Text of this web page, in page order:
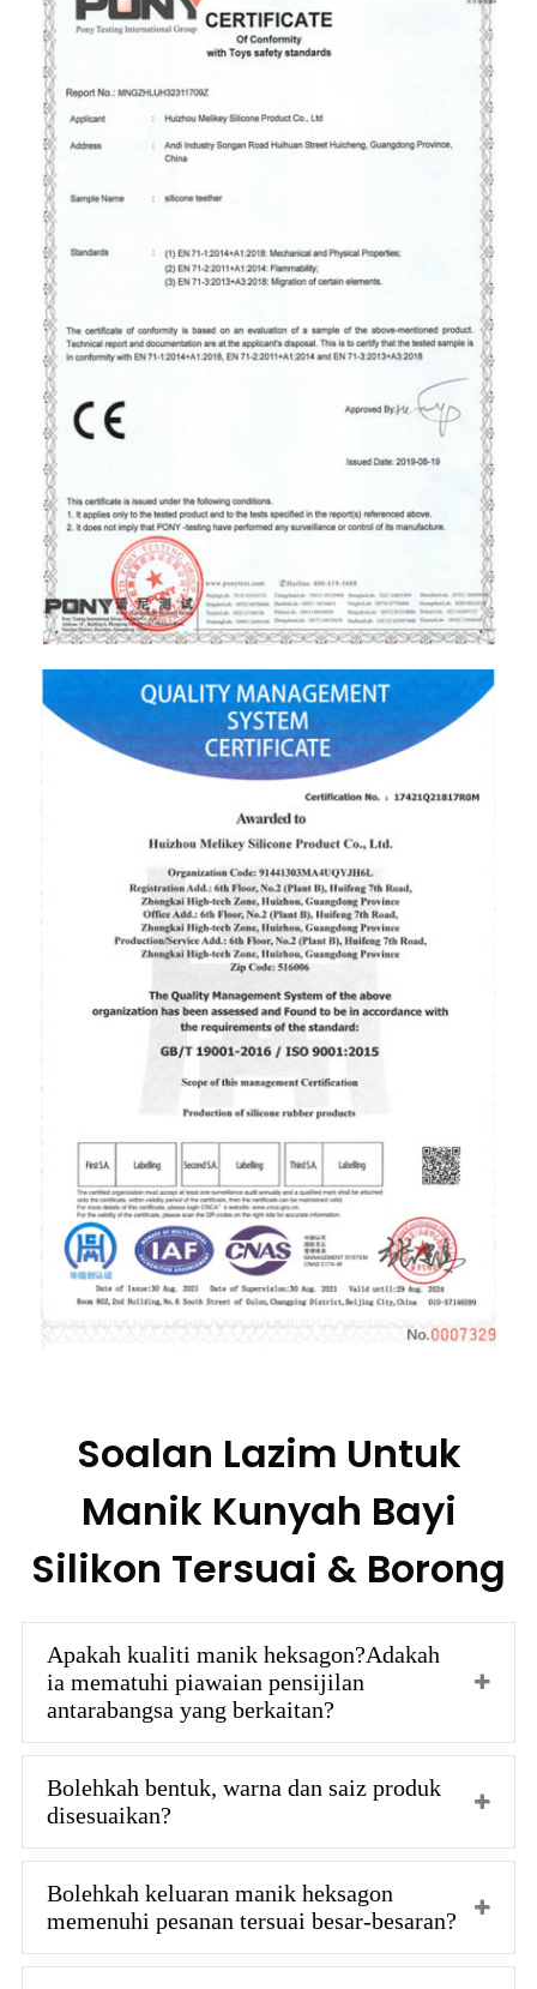
Soalan Lazim Untuk
Manik Kunyah Bayi
Silikon Tersuai & Borong
Apakah kualiti manik heksagon?Adakah
ia mematuhi piawaian pensijilan
antarabangsa yang berkaitan?
Bolehkah bentuk, warna dan saiz produk
disesuaikan?
Bolehkah keluaran manik heksagon
memenuhi pesanan tersuai besar-besaran?